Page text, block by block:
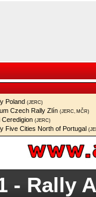
Poland (JERC)
Czech Rally Zlín (JERC, MČR)
Ceredigion (JERC)
Five Cities North of Portugal
- Rally